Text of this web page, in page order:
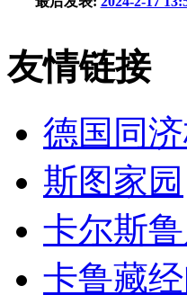
友情链接
德国同
斯图家园
卡尔斯
卡鲁藏